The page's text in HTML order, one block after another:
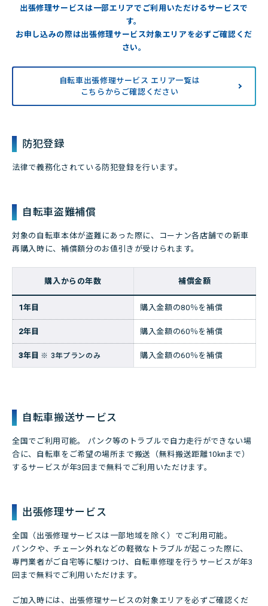
出張修理サービスは一部エリアでご利用いただけるサービスで
す。
お申し込みの際は出張修理サービス対象エリアを必ずご確認くだ
さい。
自転車出張修理サービス エリア一覧は
こちらからご確認ください
防犯登録
法律で義務化されている防犯登録を行います。
自転車盗難補償
対象の自転車本体が盗難にあった際に、コーナン各店舗での新車
再購入時に、補償額分のお値引きが受けられます。
購入からの年数 補償金額
1年目 購入金額の80％を補償
2年目 購入金額の60％を補償
3年目 ※ 3年プランのみ 購入金額の60％を補償
自転車搬送サービス
全国でご利用可能。 パンク等のトラブルで自力走行ができない場
合に、自転車をご希望の場所まで搬送（無料搬送距離10㎞まで）
するサービスが年3回まで無料でご利用いただけます。
出張修理サービス
全国（出張修理サービスは一部地域を除く）でご利用可能。
パンクや、チェーン外れなどの軽微なトラブルが起こった際に、
専門業者がご自宅等に駆けつけ、自転車修理を行うサービスが年3
回まで無料でご利用いただけます。
ご加入時には、出張修理サービスの対象エリアを必ずご確認くだ